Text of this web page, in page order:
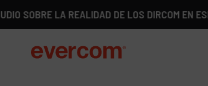
LA REALIDAD DE LOS DIRCOM EN ESPAÑA